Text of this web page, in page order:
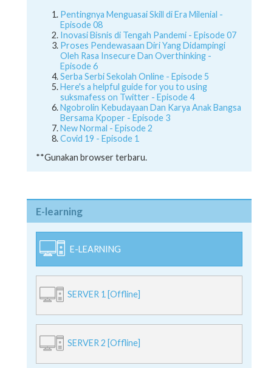
Pentingnya Menguasai Skill di Era Milenial -
Episode 08
Inovasi Bisnis di Tengah Pandemi - Episode 07
Proses Pendewasaan Diri Yang Didampingi
Oleh Rasa Insecure Dan Overthinking -
Episode 6
Serba Serbi Sekolah Online - Episode 5
Here's a helpful guide for you to using
suksmafess on Twitter - Episode 4
Ngobrolin Kebudayaan Dan Karya Anak Bangsa
Bersama Kpoper - Episode 3
New Normal - Episode 2
Covid 19 - Episode 1
**Gunakan browser terbaru.
E-learning
E-LEARNING
SERVER 1 [Offline]
SERVER 2 [Offline]